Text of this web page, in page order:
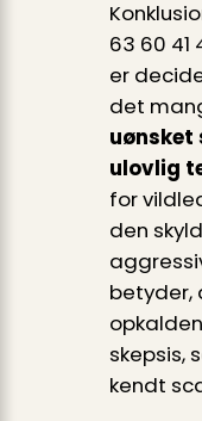
63 60 41
er
det
uønsket
ulovlig
for
den
betyder,
skepsis,
kendt